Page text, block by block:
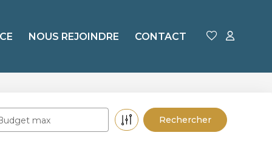
NOUS REJOINDRE CONTACT
max